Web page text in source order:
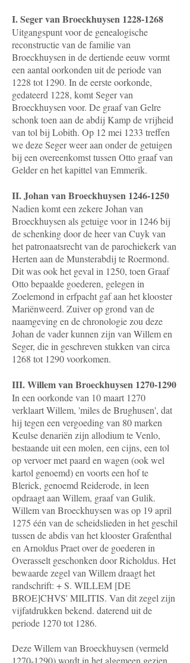
I. Seger van Broeckhuysen 1228-1268
Uitgangspunt voor de genealogische
reconstructie van de familie van
Broeckhuysen in de dertiende eeuw vormt
een aantal oorkonden uit de periode van
1228 tot 1290. In de eerste oorkonde,
gedateerd 1228, komt Seger van
Broeckhuysen voor. De graaf van Gelre
schonk toen aan de abdij Kamp de vrijheid
van tol bij Lobith. Op 12 mei 1233 treffen
we deze Seger weer aan onder de getuigen
bij een overeenkomst tussen Otto graaf van
Gelder en het kapittel van Emmerik.
II. Johan van Broeckhuysen 1246-1250
Nadien komt een zekere Johan van
Broeckhuysen als getuige voor in 1246 bij
de schenking door de heer van Cuyk van
het patronaatsrecht van de parochiekerk van
Herten aan de Munsterabdij te Roermond.
Dit was ook het geval in 1250, toen Graaf
Otto bepaalde goederen, gelegen in
Zoelemond in erfpacht gaf aan het klooster
Mariënweerd. Zuiver op grond van de
naamgeving en de chronologie zou deze
Johan de vader kunnen zijn van Willem en
Seger, die in geschreven stukken van circa
1268 tot 1290 voorkomen.
III. Willem van Broeckhuysen 1270-1290
In een oorkonde van 10 maart 1270
verklaart Willem, 'miles de Brughusen', dat
hij tegen een vergoeding van 80 marken
Keulse denariën zijn allodium te Venlo,
bestaande uit een molen, een cijns, een tol
op vervoer met paard en wagen (ook wel
kartol genoemd) en voorts een hof te
Blerick, genoemd Reiderode, in leen
opdraagt aan Willem, graaf van Gulik.
Willem van Broeckhuysen was op 19 april
1275 één van de scheidslieden in het geschil
tussen de abdis van het klooster Grafenthal
en Arnoldus Praet over de goederen in
Overasselt geschonken door Richoldus. Het
bewaarde zegel van Willem draagt het
randschrift: + S. WILLEM [DE
BROE]CHVS' MILITIS. Van dit zegel zijn
vijfatdrukken bekend. daterend uit de
periode 1270 tot 1286.
Deze Willem van Broeckhuysen (vermeld
1270-1290) wordt in het algemeen gezien